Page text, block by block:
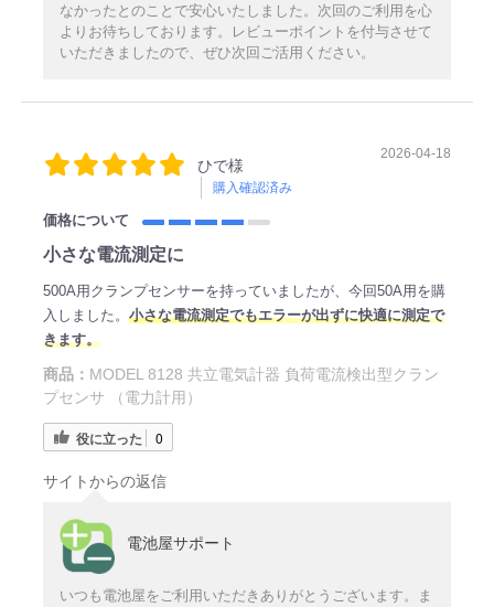
なかったとのことで安心いたしました。次回のご利用を心
よりお待ちしております。レビューポイントを付与させて
いただきましたので、ぜひ次回ご活用ください。
ひで様
購入確認済み
2026-04-18
価格について
小さな電流測定に
500A用クランプセンサーを持っていましたが、今回50A用を購
入しました。 小さな電流測定でもエラーが出ずに快適に測定で
きます。
商品： MODEL 8128 共立電気計器 負荷電流検出型クラン
プセンサ （電力計用）
役に立った 0
サイトからの返信
電池屋サポート
いつも電池屋をご利用いただきありがとうございます。ま